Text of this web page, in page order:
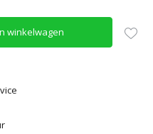
winkelwagen